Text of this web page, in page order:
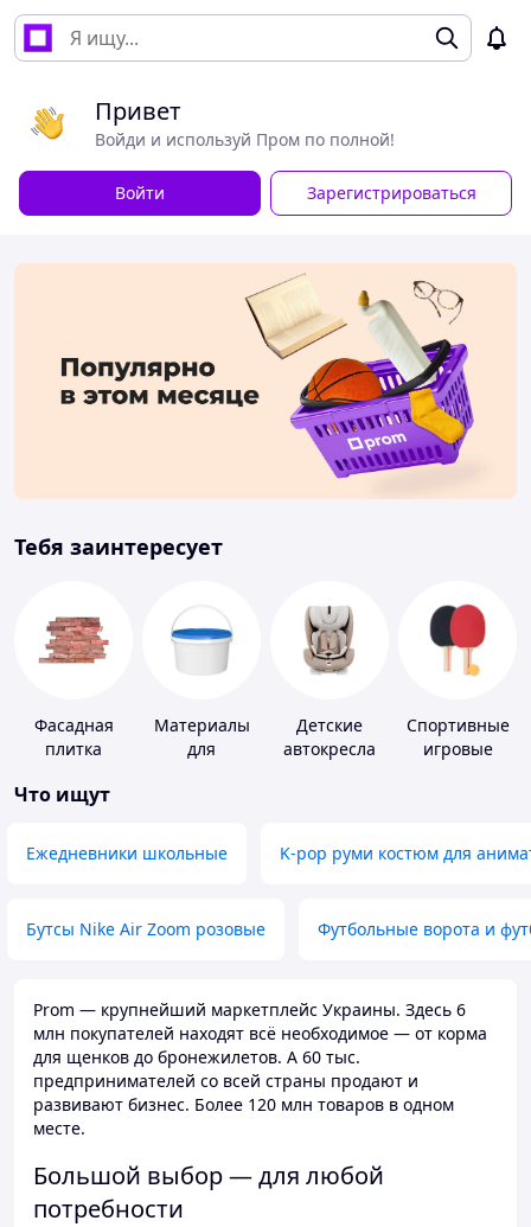
Привет
Войди и используй Пром по полной!
Войти Зарегистрироваться
Тебя заинтересует
Фасадная
плитка
Материалы
для
Детские
автокресла
Спортивные
игровые
Что ищут
Ежедневники школьные K-pop руми костюм для
Бутсы Nike Air Zoom розовые Футбольные ворота и
Prom — крупнейший маркетплейс Украины. Здесь 6
млн покупателей находят всё необходимое — от корма
для щенков до бронежилетов. А 60 тыс.
предпринимателей со всей страны продают и
развивают бизнес. Более 120 млн товаров в одном
месте.
Большой выбор — для любой
потребности